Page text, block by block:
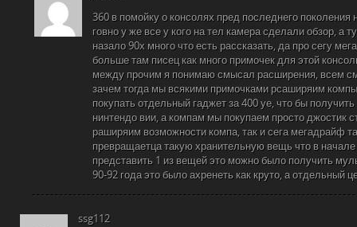
360 в помойку о консолях пред последнего поколения
говно у же все у кого на тел камера сделали обзор, а
назало 90х много что есть рассказать, да про сегу
больше там писец как много примочек для этой
между прочим я понимаю смысал расширения, всем
зачем тогда мы всякими примочками рсаширяим
покупать отдельный гаджет за 400 уе, что бы
нинтендо вии, а компам мы покупаем просто джостик
раширяим возможности компа, так и сега мегадрайф
превращаетца такую хранительную вещь что в
представить 1 из вещей это можно было получить
90-92 года это было ахренеть как круто, а отдельный
ssg112